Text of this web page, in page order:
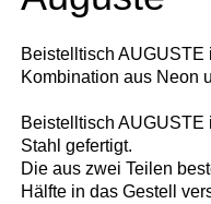
Beistelltisch
Kombination aus Neon
Beistelltisch
Stahl gefertigt.
Die aus zwei Teilen
Hälfte in das Gestell